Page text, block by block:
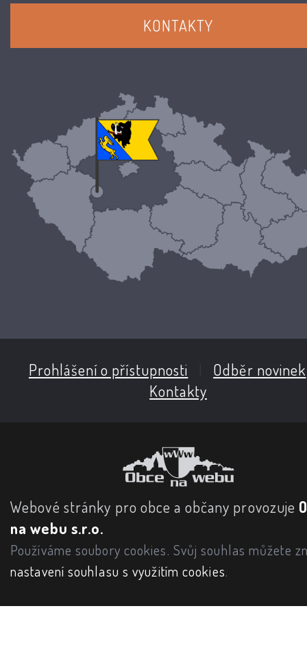
KONTAKTY
Prohlášení o přístupnosti Odběr novinek
Kontakty
Webové stránky pro obce a občany provozuje
na webu s.r.o.
Používáme soubory cookies. Svůj souhlas můžete
nastavení souhlasu s využitím cookies.